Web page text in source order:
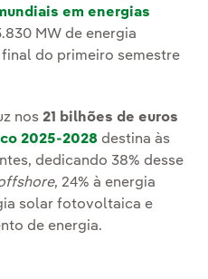
em energias
MW de energia
do primeiro semestre
nos 21 bilhões de euros
2025-2028 destina às
dedicando 38% desse
, 24% à energia
solar fotovoltaica e
de energia.